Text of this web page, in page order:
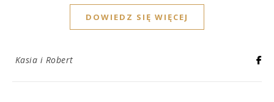
DOWIEDZ SIĘ WIĘCEJ
Kasia i Robert